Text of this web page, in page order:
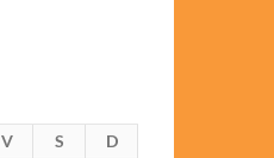
V S
D